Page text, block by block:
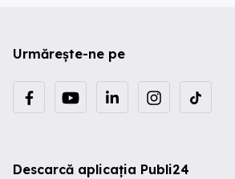
Urmărește-ne pe
Descarcă aplicația Publi24